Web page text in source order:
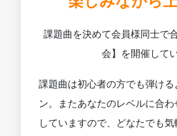
課題曲を決めて会員様同士で
会】を開催して
課題曲は初心者の方でも弾け
ン。またあなたのレベルに合
していますので、どなたでも